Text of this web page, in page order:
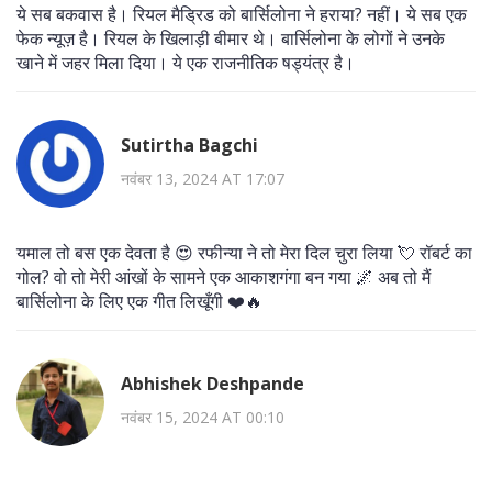
ये सब बकवास है। रियल मैड्रिड को बार्सिलोना ने हराया? नहीं। ये सब एक
फेक न्यूज़ है। रियल के खिलाड़ी बीमार थे। बार्सिलोना के लोगों ने उनके
खाने में जहर मिला दिया। ये एक राजनीतिक षड्यंत्र है।
Sutirtha Bagchi
नवंबर 13, 2024 AT 17:07
यमाल तो बस एक देवता है 😍 रफीन्या ने तो मेरा दिल चुरा लिया 💘 रॉबर्ट का
गोल? वो तो मेरी आंखों के सामने एक आकाशगंगा बन गया 🌌 अब तो मैं
बार्सिलोना के लिए एक गीत लिखूँगी ❤️🔥
Abhishek Deshpande
नवंबर 15, 2024 AT 00:10